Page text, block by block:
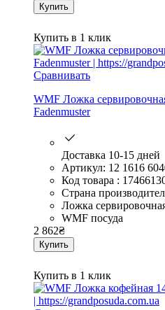
Купить
Купить в 1 клик
Сравнивать
WMF Ложка
Fadenmuster
Доставка 10-15 дней
Артикул: 12 1616
Код товара :
Страна
Ложка
WMF посуда
2 862₴
Купить
Купить в 1 клик